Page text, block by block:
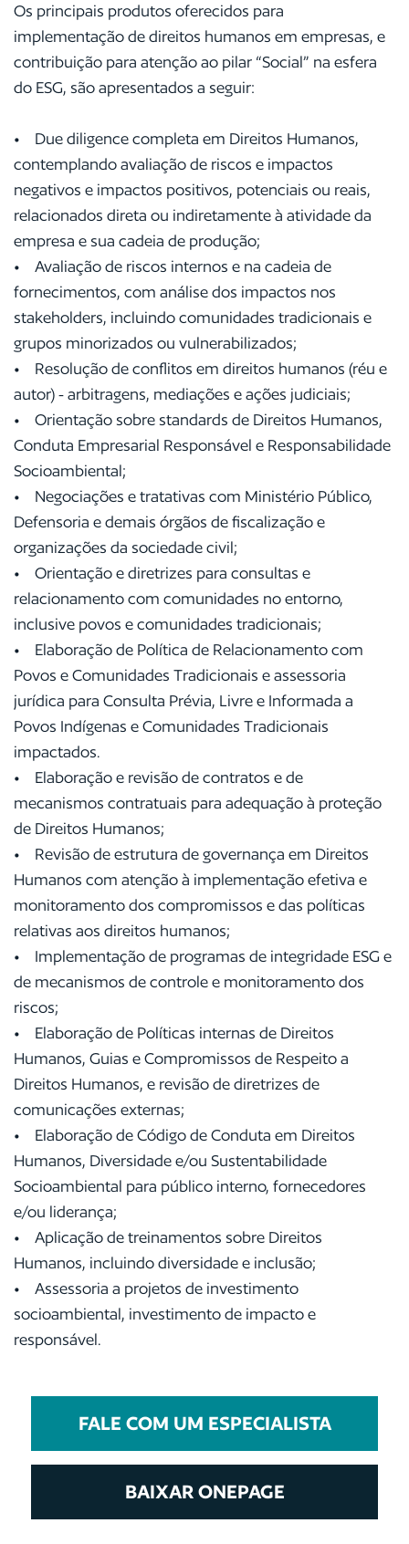
Os principais produtos oferecidos para
implementação de direitos humanos em empresas, e
contribuição para atenção ao pilar “Social” na esfera
do ESG, são apresentados a seguir:
• Due diligence completa em Direitos Humanos,
contemplando avaliação de riscos e impactos
negativos e impactos positivos, potenciais ou reais,
relacionados direta ou indiretamente à atividade da
empresa e sua cadeia de produção;
• Avaliação de riscos internos e na cadeia de
fornecimentos, com análise dos impactos nos
stakeholders, incluindo comunidades tradicionais e
grupos minorizados ou vulnerabilizados;
• Resolução de conflitos em direitos humanos (réu e
autor) - arbitragens, mediações e ações judiciais;
• Orientação sobre standards de Direitos Humanos,
Conduta Empresarial Responsável e Responsabilidade
Socioambiental;
• Negociações e tratativas com Ministério Público,
Defensoria e demais órgãos de fiscalização e
organizações da sociedade civil;
• Orientação e diretrizes para consultas e
relacionamento com comunidades no entorno,
inclusive povos e comunidades tradicionais;
• Elaboração de Política de Relacionamento com
Povos e Comunidades Tradicionais e assessoria
jurídica para Consulta Prévia, Livre e Informada a
Povos Indígenas e Comunidades Tradicionais
impactados.
• Elaboração e revisão de contratos e de
mecanismos contratuais para adequação à proteção
de Direitos Humanos;
• Revisão de estrutura de governança em Direitos
Humanos com atenção à implementação efetiva e
monitoramento dos compromissos e das políticas
relativas aos direitos humanos;
• Implementação de programas de integridade ESG e
de mecanismos de controle e monitoramento dos
riscos;
• Elaboração de Políticas internas de Direitos
Humanos, Guias e Compromissos de Respeito a
Direitos Humanos, e revisão de diretrizes de
comunicações externas;
• Elaboração de Código de Conduta em Direitos
Humanos, Diversidade e/ou Sustentabilidade
Socioambiental para público interno, fornecedores
e/ou liderança;
• Aplicação de treinamentos sobre Direitos
Humanos, incluindo diversidade e inclusão;
• Assessoria a projetos de investimento
socioambiental, investimento de impacto e
responsável.
FALE COM UM ESPECIALISTA
BAIXAR ONEPAGE